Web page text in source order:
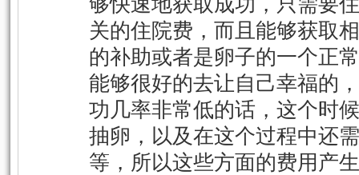
关的住院费，而且能够获取
的补助或者是卵子的一个正
能够很好的去让自己幸福的
功几率非常低的话，这个时
抽卵，以及在这个过程中还
等，所以这些方面的费用产